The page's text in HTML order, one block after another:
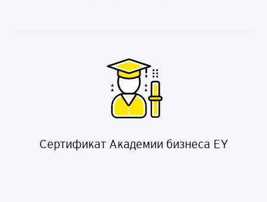
Сертификат Академии бизнеса EY